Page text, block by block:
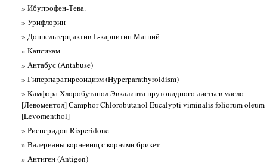
» Ибупрофен-Тева.
» Урифлорин
» Доппельгерц актив L-карнитин Магний
» Капсикам
» Антабус (Antabuse)
» Гиперпаратиреоидизм (Hyperparathyroidism)
» Камфора Хлоробутанол Эвкалипта прутовидного листьев масло
[Левоментол] Camphor Chlorobutanol Eucalypti viminalis foliorum oleum
[Levomenthol]
» Рисперидон Risperidone
» Валерианы корневищ с корнями брикет
» Антиген (Antigen)